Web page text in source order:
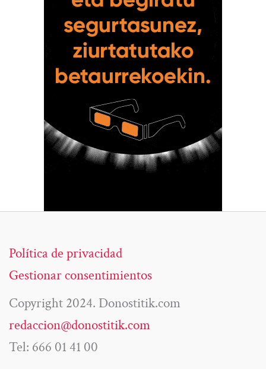
Política de privacidad
Gestionar consentimientos
Copyright 2024. Donostitik.com
redaccion@donostitik.com
Tel: 666 01 41 00